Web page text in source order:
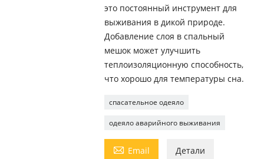
это постоянный инструмент для
выживания в дикой природе.
Добавление слоя в спальный
мешок может улучшить
теплоизоляционную способность,
что хорошо для температуры сна.
спасательное одеяло
одеяло аварийного выживания
 Email Детали